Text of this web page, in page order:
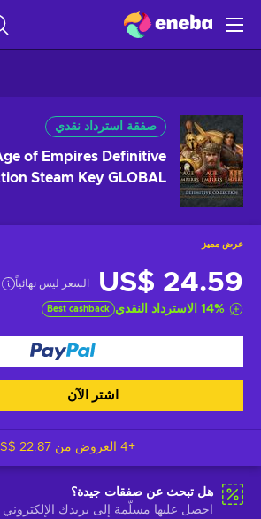
صفقة استرداد نقدي
of Empires Definitive
Steam Key GLOBAL
عرض مميز
US$ 24.59 السعر ليس نهائياً
14% الاسترداد النقدي Best cashback
اشتر الآن
+4 العروض من 22.87
هل تبحث عن صفقات جيدة؟
احصل عليها مسلّمة إلى بريدك الإلكتروني